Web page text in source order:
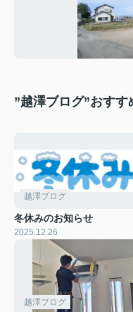
”越澤ブログ”おすす
越澤ブログ
冬休みのお知らせ
2025.12.26
越澤ブログ